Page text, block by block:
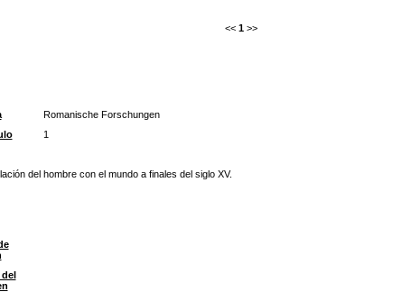
<< 1 >>
Romanische Forschungen
1
del hombre con el mundo a finales del siglo XV.